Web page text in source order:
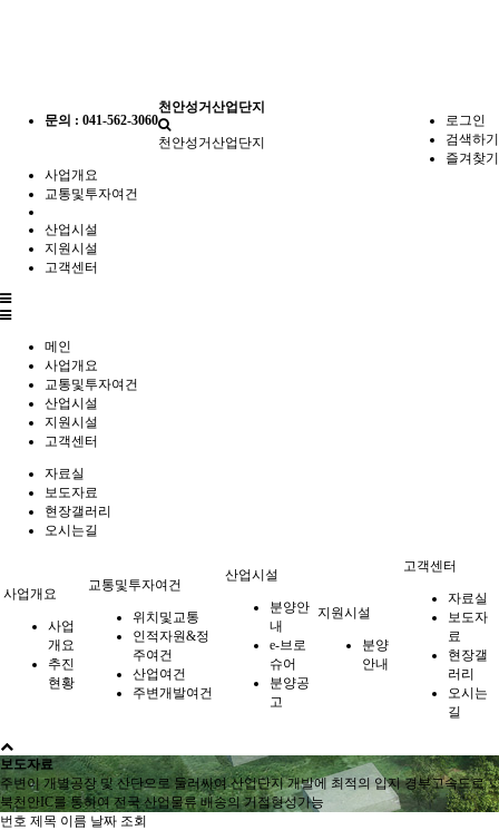
문의 : 041-562-3060
로그인
검색하기
즐겨찾기
천안성거산업단지
천안성거산업단지
사업개요
교통및투자여건
산업시설
지원시설
고객센터
전
체
메인
사업개요
교통및투자여건
산업시설
지원시설
고객센터
자료실
보도자료
현장갤러리
오시는길
사업개요
사업
개요
추진
현황
교통및투자여건
위치및교통
인적자원&정
주여건
산업여건
주변개발여건
산업시설
분양안
내
e-브로
슈어
분양공
고
지원시설
분양
안내
고객센터
자료실
보도자
료
현장갤
러리
오시는
길
보도자료
주변이 개별공장 및 산단으로 둘러싸여 산업단지 개발에 최적의 입지 경부고속도로
북천안IC를 통하여 전국 산업물류 배송의 거점형성가능
번호 제목 이름 날짜 조회